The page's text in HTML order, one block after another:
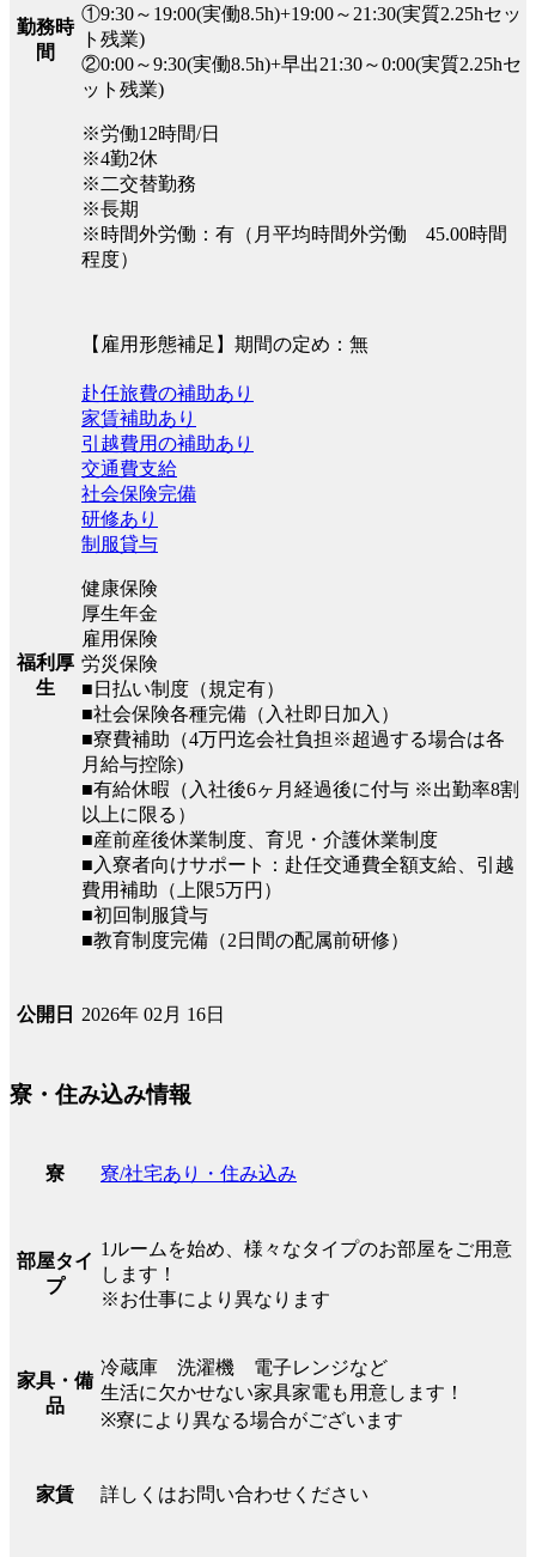
勤務時
間
①9:30～19:00(実働8.5h)+19:00～21:30(実質2.25hセッ
ト残業)
②0:00～9:30(実働8.5h)+早出21:30～0:00(実質2.25hセ
ット残業)
※労働12時間/日
※4勤2休
※二交替勤務
※長期
※時間外労働：有（月平均時間外労働 45.00時間
程度）
【雇用形態補足】期間の定め：無
福利厚
生
赴任旅費の補助あり
家賃補助あり
引越費用の補助あり
交通費支給
社会保険完備
研修あり
制服貸与
健康保険
厚生年金
雇用保険
労災保険
■日払い制度（規定有）
■社会保険各種完備（入社即日加入）
■寮費補助（4万円迄会社負担※超過する場合は各
月給与控除)
■有給休暇（入社後6ヶ月経過後に付与 ※出勤率8割
以上に限る）
■産前産後休業制度、育児・介護休業制度
■入寮者向けサポート：赴任交通費全額支給、引越
費用補助（上限5万円）
■初回制服貸与
■教育制度完備（2日間の配属前研修）
公開日 2026年 02月 16日
寮・住み込み情報
寮 寮/社宅あり・住み込み
部屋タイ
プ
1ルームを始め、様々なタイプのお部屋をご用意
します！
※お仕事により異なります
家具・備
品
冷蔵庫 洗濯機 電子レンジなど
生活に欠かせない家具家電も用意します！
※寮により異なる場合がございます
家賃 詳しくはお問い合わせください